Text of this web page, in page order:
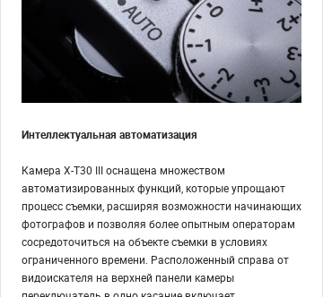
Интеллектуальная автоматизация
Камера X-T30 III оснащена множеством
автоматизированных функций, которые упрощают
процесс съемки, расширяя возможности начинающих
фотографов и позволяя более опытным операторам
сосредоточиться на объекте съемки в условиях
ограниченного времени. Расположенный справа от
видоискателя на верхней панели камеры